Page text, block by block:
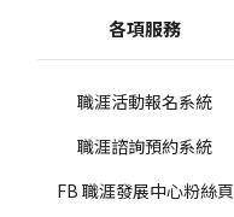
各項服務
職涯活動報名系統
職涯諮詢預約系統
FB 職涯發展中心粉絲頁